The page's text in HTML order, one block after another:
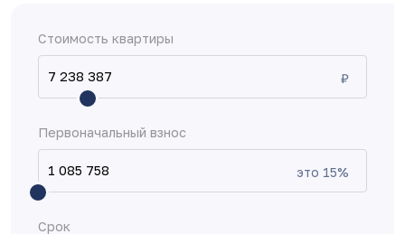
Стоимость квартиры
₽
Первоначальный взнос
это 15%
Срок